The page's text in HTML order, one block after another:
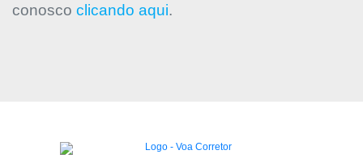
conosco clicando aqui.